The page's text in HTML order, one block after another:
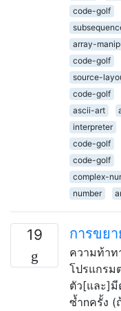
code-golf
array-
code-golf
source-
code-golf
ascii-art
interpreter
code-golf
code-golf
complex-
number
19 การขยา
ความท้าท
โปรแกรม
ตัว[และ]มี
ซ้ำnครั้ง (